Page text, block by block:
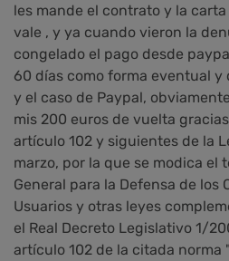
les mande el contrato y la
vale , y ya cuando vieron la
congelado el pago desde
60 días como forma eventual
y el caso de Paypal,
mis 200 euros de vuelta
artículo 102 y siguientes de la
marzo, por la que se modica el
General para la Defensa de los
Usuarios y otras leyes
el Real Decreto Legislativo 1/
artículo 102 de la citada norma